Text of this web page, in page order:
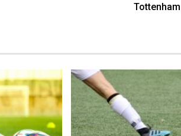
Tottenham